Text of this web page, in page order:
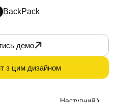
BackPack
демо
з цим дизайном